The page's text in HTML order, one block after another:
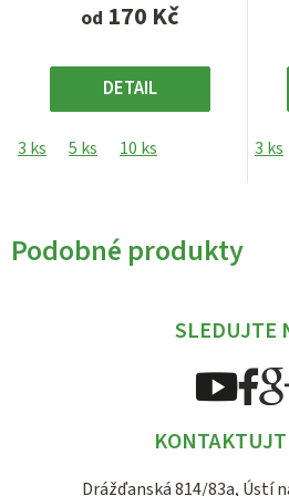
od 170 Kč
DETAIL
3 ks 5 ks 10 ks 3 ks
Podobné produkty
SLEDUJTE
Drážďanská 814/83a, Ústí